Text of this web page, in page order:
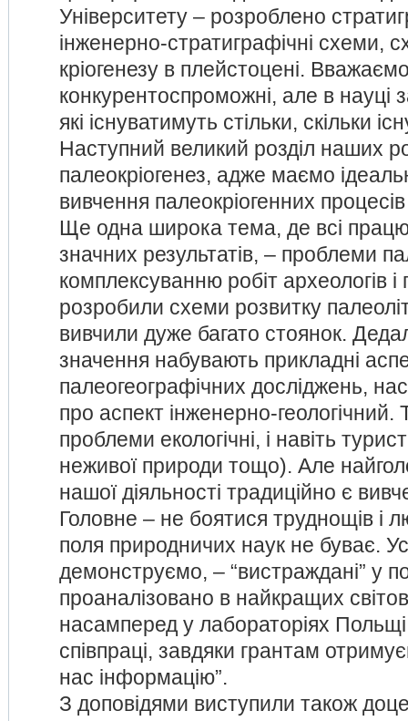
Університету – розроблено
інженерно-стратиграфічні схеми,
кріогенезу в плейстоцені.
конкурентоспроможні, але в науці
які існуватимуть стільки, скільки
Наступний великий розділ наших
палеокріогенез, адже маємо
вивчення палеокріогенних
Ще одна широка тема, де всі
значних результатів, – проблеми
комплексуванню робіт археологів
розробили схеми розвитку
вивчили дуже багато стоянок.
значення набувають прикладні
палеогеографічних досліджень,
про аспект інженерно-
проблеми екологічні, і навіть
неживої природи тощо). Але
нашої діяльності традиційно є
Головне – не боятися труднощів і
поля природничих наук не буває.
демонструємо, – “вистраждані” у
проаналізовано в найкращих
насамперед у лабораторіях
співпраці, завдяки грантам
нас інформацію”.
З доповідями виступили також